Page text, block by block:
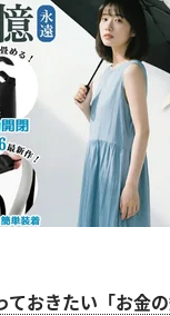
おきたい「お金の